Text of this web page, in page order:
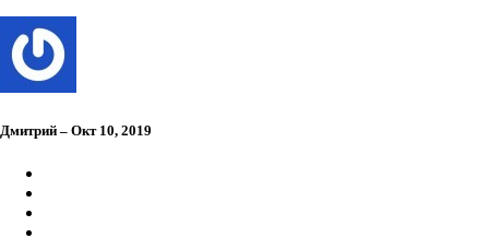
Дмитрий – Окт 10, 2019